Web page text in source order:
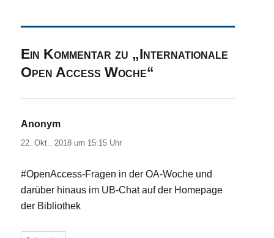
Ein Kommentar zu „Internationale
Open Access Woche“
Anonym
22. Okt.. 2018 um 15:15 Uhr
#OpenAccess-Fragen in der OA-Woche und
darüber hinaus im UB-Chat auf der Homepage
der Bibliothek